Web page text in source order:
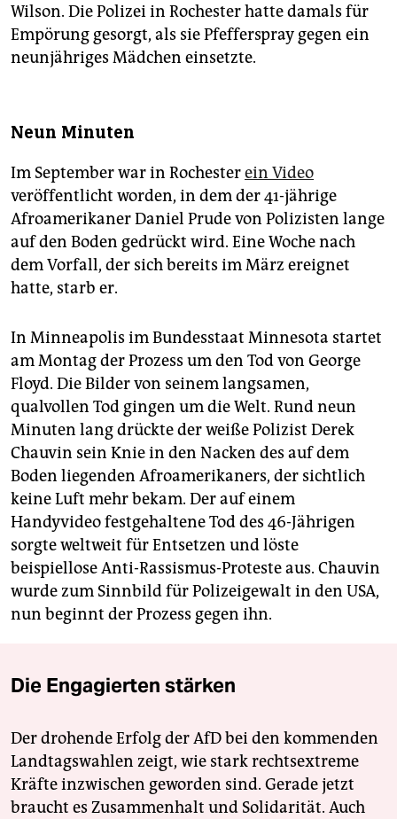
Wilson. Die Polizei in Rochester hatte damals für
Empörung gesorgt, als sie Pfefferspray gegen ein
neunjähriges Mädchen einsetzte.
Neun Minuten
Im September war in Rochesterein Video
veröffentlicht worden, in dem der 41-jährige
Afroamerikaner Daniel Prude von Polizisten lange
auf den Boden gedrückt wird. Eine Woche nach
dem Vorfall, der sich bereits im März ereignet
hatte, starb er.
In Minneapolis im Bundesstaat Minnesota startet
am Montag der Prozess um den Tod von George
Floyd. Die Bilder von seinem langsamen,
qualvollen Tod gingen um die Welt. Rund neun
Minuten lang drückte der weiße Polizist Derek
Chauvin sein Knie in den Nacken des auf dem
Boden liegenden Afroamerikaners, der sichtlich
keine Luft mehr bekam. Der auf einem
Handyvideo festgehaltene Tod des 46-Jährigen
sorgte weltweit für Entsetzen und löste
beispiellose Anti-Rassismus-Proteste aus. Chauvin
wurde zum Sinnbild für Polizeigewalt in den USA,
nun beginnt der Prozess gegen ihn.
Die Engagierten stärken
Der drohende Erfolg der AfD bei den kommenden
Landtagswahlen zeigt, wie stark rechtsextreme
Kräfte inzwischen geworden sind. Gerade jetzt
braucht es Zusammenhalt und Solidarität. Auch